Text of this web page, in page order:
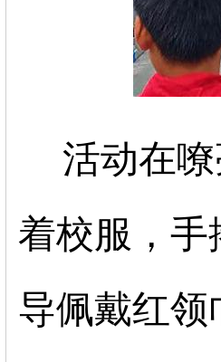
活动在
着校服，
导佩戴红